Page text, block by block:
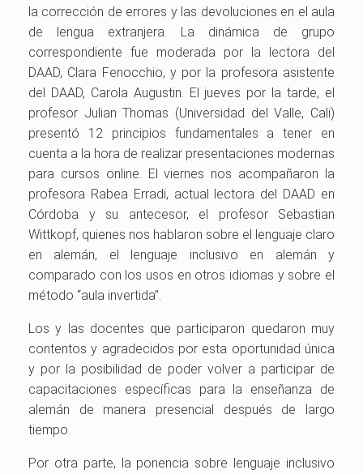
la corrección de errores y las devoluciones en el aula
de lengua extranjera. La dinámica de grupo
correspondiente fue moderada por la lectora del
DAAD, Clara Fenocchio, y por la profesora asistente
del DAAD, Carola Augustin. El jueves por la tarde, el
profesor Julian Thomas (Universidad del Valle, Cali)
presentó 12 principios fundamentales a tener en
cuenta a la hora de realizar presentaciones modernas
para cursos online. El viernes nos acompañaron la
profesora Rabea Erradi, actual lectora del DAAD en
Córdoba y su antecesor, el profesor Sebastian
Wittkopf, quienes nos hablaron sobre el lenguaje claro
en alemán, el lenguaje inclusivo en alemán y
comparado con los usos en otros idiomas y sobre el
método “aula invertida”.
Los y las docentes que participaron quedaron muy
contentos y agradecidos por esta oportunidad única
y por la posibilidad de poder volver a participar de
capacitaciones específicas para la enseñanza de
alemán de manera presencial después de largo
tiempo.
Por otra parte, la ponencia sobre lenguaje inclusivo